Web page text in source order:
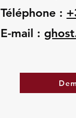
Téléphone :
E-mail :